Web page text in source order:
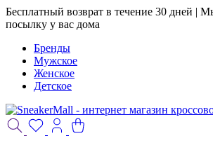
Бесплатный возврат в течение 30 дней |
посылку у вас дома
Бренды
Мужское
Женское
Детское